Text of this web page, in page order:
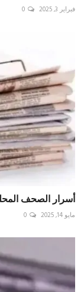
فبراير 3, 2025 0
أسرار الصحف المحلية
مايو 14, 2025 0